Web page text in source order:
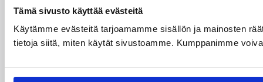
Tämä sivusto käyttää evästeitä
Käytämme evästeitä tarjoamamme sisällön ja mainosten
tietoja siitä, miten käytät sivustoamme. Kumppanimme